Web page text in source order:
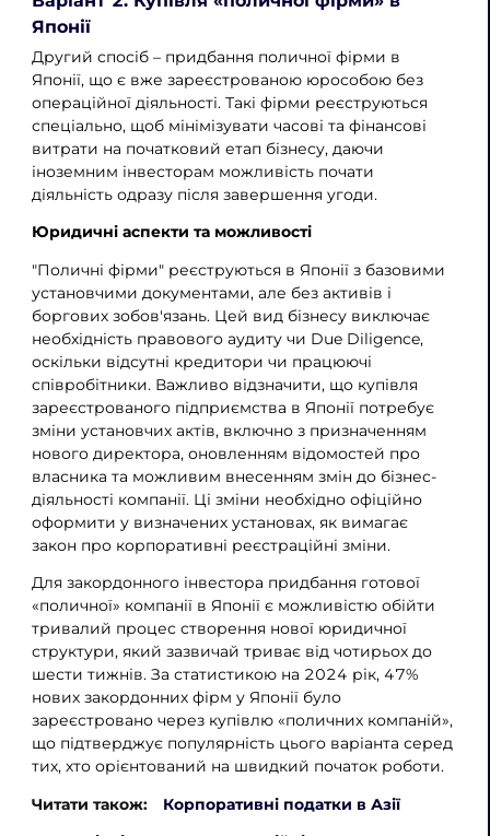
Японії
Другий спосіб – придбання поличної фірми в
Японії, що є вже зареєстрованою юрособою без
операційної діяльності. Такі фірми реєструються
спеціально, щоб мінімізувати часові та фінансові
витрати на початковий етап бізнесу, даючи
іноземним інвесторам можливість почати
діяльність одразу після завершення угоди.
Юридичні аспекти та можливості
"Поличні фірми" реєструються в Японії з базовими
установчими документами, але без активів і
боргових зобов'язань. Цей вид бізнесу виключає
необхідність правового аудиту чи Due Diligence,
оскільки відсутні кредитори чи працюючі
співробітники. Важливо відзначити, що купівля
зареєстрованого підприємства в Японії потребує
зміни установчих актів, включно з призначенням
нового директора, оновленням відомостей про
власника та можливим внесенням змін до бізнес-
діяльності компанії. Ці зміни необхідно офіційно
оформити у визначених установах, як вимагає
закон про корпоративні реєстраційні зміни.
Для закордонного інвестора придбання готової
«поличної» компанії в Японії є можливістю обійти
тривалий процес створення нової юридичної
структури, який зазвичай триває від чотирьох до
шести тижнів. За статистикою на 2024 рік, 47%
нових закордонних фірм у Японії було
зареєстровано через купівлю «поличних компаній»,
що підтверджує популярність цього варіанта серед
тих, хто орієнтований на швидкий початок роботи.
Читати також: Корпоративні податки в Азії